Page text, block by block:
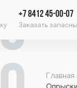
+7 8412 45-00-07
Заказать
Главная